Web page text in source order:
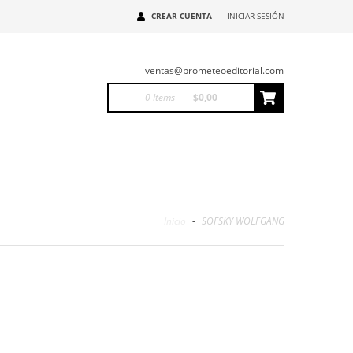
CREAR CUENTA - INICIAR SESIÓN
ventas@prometeoeditorial.com
0 Items | $0,00
- SOFSKY WOLFGANG